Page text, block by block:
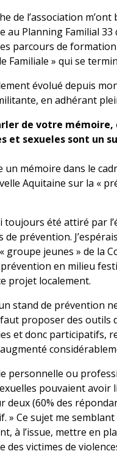
de l’association
au Planning Familial
parcours de
Familiale » qui se
évolué depuis
en adhérant
de votre
et sexueles sont un
un mémoire dans le
Aquitaine sur la «
toujours été attiré par
de prévention.
groupe jeunes » de la
en milieu
projet localement.
stand de prévention
proposer des outils
et donc participatifs,
personnelle ou
pouvaient avoir
deux (60% des
» Ce sujet me
à l’issue, mettre en
des victimes de